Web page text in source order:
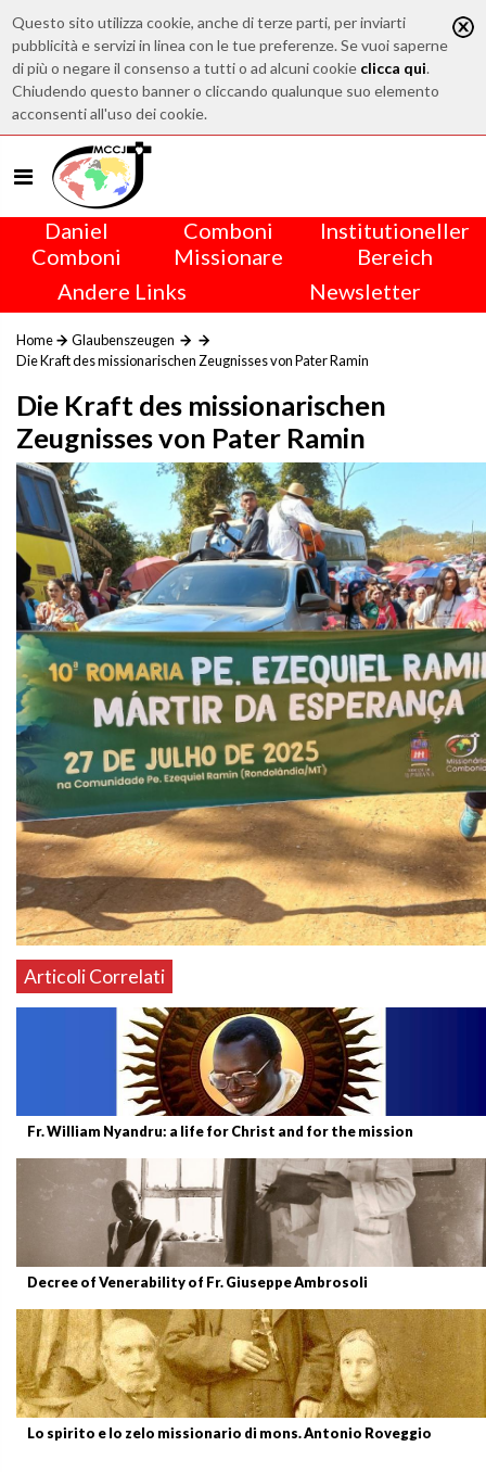
Questo sito utilizza cookie, anche di terze parti, per inviarti
pubblicità e servizi in linea con le tue preferenze. Se vuoi saperne
di più o negare il consenso a tutti o ad alcuni cookie clicca qui.
Chiudendo questo banner o cliccando qualunque suo elemento
acconsenti all'uso dei cookie.
Daniel
Comboni
Comboni
Missionare
Institutioneller
Bereich
Andere Links
Newsletter
Home
Glaubenszeugen
Die Kraft des missionarischen Zeugnisses von Pater Ramin
Die Kraft des missionarischen
Zeugnisses von Pater Ramin
Articoli Correlati
Fr. William Nyandru: a life for Christ and for the mission
Decree of Venerability of Fr. Giuseppe Ambrosoli
Lo spirito e lo zelo missionario di mons. Antonio Roveggio